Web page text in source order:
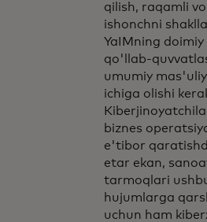
qilish, raqamli
ishonchni
YaIMning
qo'llab-
umumiy
ichiga olishi
biznes
e'tibor
etar ekan,
tarmoqlari
hujumlarga
uchun ham